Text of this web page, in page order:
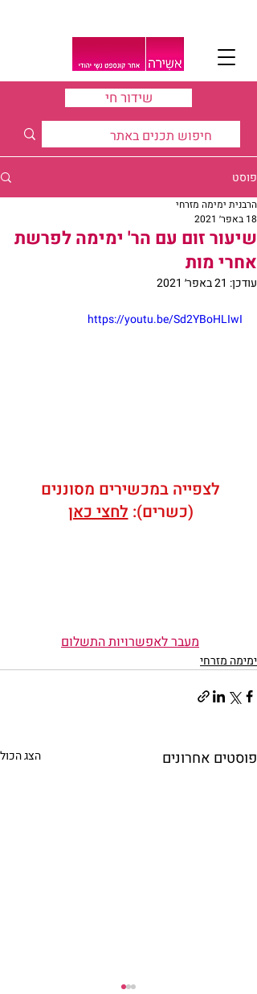
שידור חי
פוסט
שיעור זום עם הר' ימימה לפרשת
אחרי מות
הרבנית ימימה מזרחי
18 באפר׳ 2021
עודכן: 21 באפר׳ 2021
https://youtu.be/Sd2YBoHLIwI
לצפייה במכשירים מסוננים
(כשרים): לחצי כאן
מעבר לאפשרויות התשלום
ימימה מזרחי
פוסטים אחרונים הצג הכול